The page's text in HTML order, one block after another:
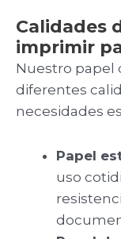
Calidades
imprimir
Nuestro papel
diferentes
necesidades
Papel
uso